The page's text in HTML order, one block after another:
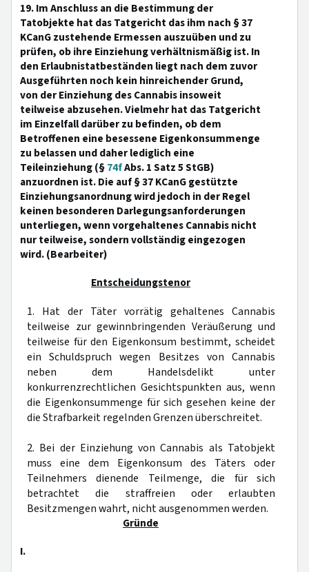
19. Im Anschluss an die Bestimmung der
Tatobjekte hat das Tatgericht das ihm nach § 37
KCanG zustehende Ermessen auszuüben und zu
prüfen, ob ihre Einziehung verhältnismäßig ist. In
den Erlaubnistatbeständen liegt nach dem zuvor
Ausgeführten noch kein hinreichender Grund,
von der Einziehung des Cannabis insoweit
teilweise abzusehen. Vielmehr hat das Tatgericht
im Einzelfall darüber zu befinden, ob dem
Betroffenen eine besessene Eigenkonsummenge
zu belassen und daher lediglich eine
Teileinziehung (§74fAbs. 1 Satz 5 StGB)
anzuordnen ist. Die auf § 37 KCanG gestützte
Einziehungsanordnung wird jedoch in der Regel
keinen besonderen Darlegungsanforderungen
unterliegen, wenn vorgehaltenes Cannabis nicht
nur teilweise, sondern vollständig eingezogen
wird. (Bearbeiter)
Entscheidungstenor
1. Hat der Täter vorrätig gehaltenes Cannabis
teilweise zur gewinnbringenden Veräußerung und
teilweise für den Eigenkonsum bestimmt, scheidet
ein Schuldspruch wegen Besitzes von Cannabis
neben dem Handelsdelikt unter
konkurrenzrechtlichen Gesichtspunkten aus, wenn
die Eigenkonsummenge für sich gesehen keine der
die Strafbarkeit regelnden Grenzen überschreitet.
2. Bei der Einziehung von Cannabis als Tatobjekt
muss eine dem Eigenkonsum des Täters oder
Teilnehmers dienende Teilmenge, die für sich
betrachtet die straffreien oder erlaubten
Besitzmengen wahrt, nicht ausgenommen werden.
Gründe
I.